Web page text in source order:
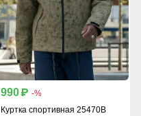
990 p -%
Куртка спортивная 25470B